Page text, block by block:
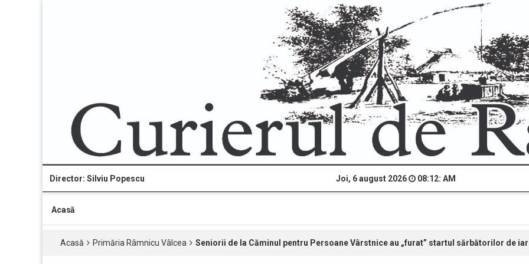
Director: Silviu Popescu Joi, 6 august 2026 08:12: AM
Acasă
Acasă Primăria Râmnicu Vâlcea Seniorii de la Căminul pentru Persoane Vârstnice au „furat” startul sărbătorilor de